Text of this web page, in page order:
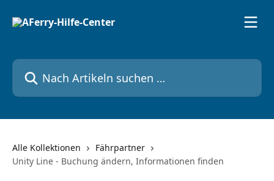
Nach Artikeln suchen …
Alle Kollektionen
Fährpartner
Unity Line - Buchung ändern, Informationen finden